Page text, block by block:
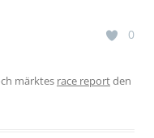
0
märktes race reportden